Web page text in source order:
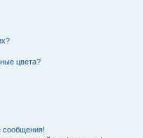
цвета?
сообщения!